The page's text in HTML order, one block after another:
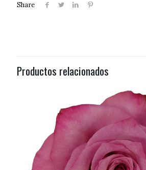
Share
Productos relacionados